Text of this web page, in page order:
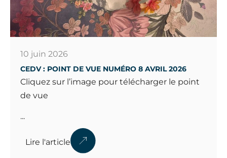
10 juin 2026
CEDV : POINT DE VUE NUMÉRO 8 AVRIL 2026
Cliquez sur l’image pour télécharger le point
de vue
...
Lire l'article